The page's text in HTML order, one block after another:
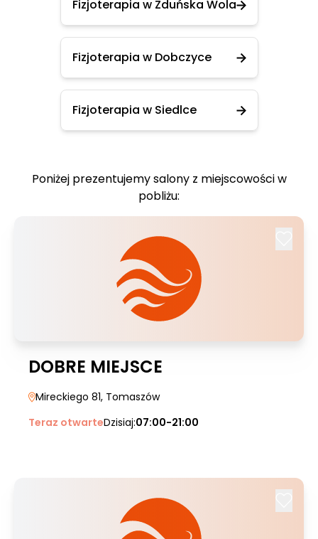
Fizjoterapia w Zduńska Wola
Fizjoterapia w Dobczyce
Fizjoterapia w Siedlce
Poniżej prezentujemy salony z miejscowości w
pobliżu:
DOBRE MIEJSCE
Mireckiego 81, Tomaszów
Teraz otwarteDzisiaj:07:00-21:00